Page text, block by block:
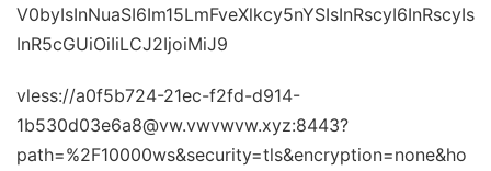
V0byIsInNuaSI6Im15LmFveXlkcy5nYSIsInRscyI6InRscyIs
InR5cGUiOiIiLCJ2IjoiMiJ9
vless://a0f5b724-21ec-f2fd-d914-
1b530d03e6a8@vw.vwvwvw.xyz:8443?
path=%2F10000ws&security=tls&encryption=none&ho